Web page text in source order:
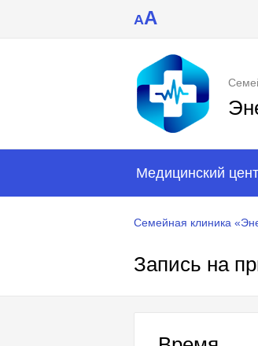
AA
Медицинский
Семейная клиника
Запись на